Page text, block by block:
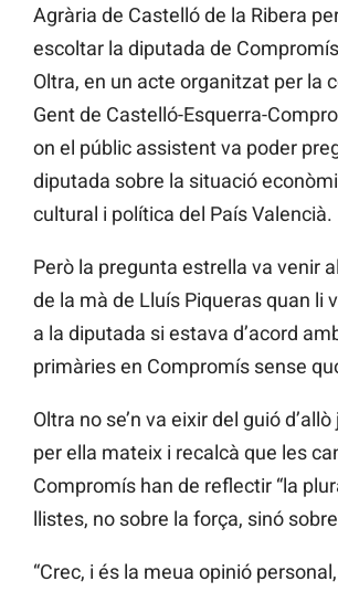
Agrària de Castelló de la Ribera
escoltar la diputada de
Oltra, en un acte organitzat per la
Gent de Castelló-Esquerra-
on el públic assistent va poder
diputada sobre la situació
cultural i política del País Valencià.
Però la pregunta estrella va venir
de la mà de Lluís Piqueras quan li
a la diputada si estava d’acord
primàries en Compromís sense
Oltra no se’n va eixir del guió
per ella mateix i recalcà que les
Compromís han de reflectir “la
llistes, no sobre la força, sinó
“Crec, i és la meua opinió